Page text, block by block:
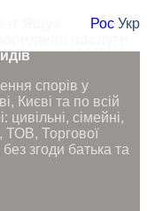
Рос Укр
спорів у
Києві та по всій
цивільні, сімейні,
ТОВ, Торгової
згоди батька та